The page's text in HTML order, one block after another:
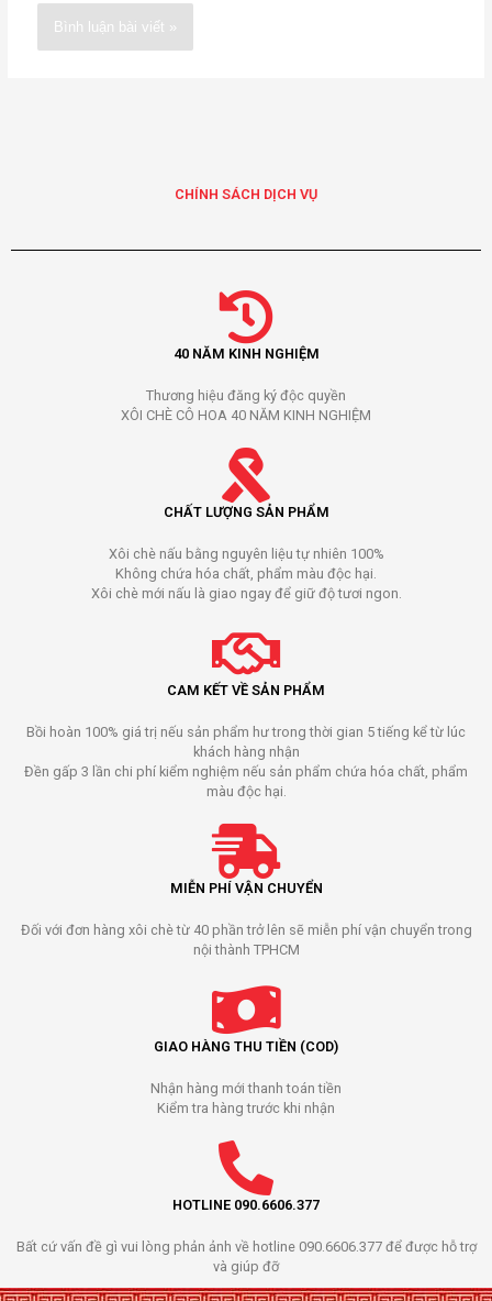
CHÍNH SÁCH DỊCH VỤ
40 NĂM KINH NGHIỆM
Thương hiệu đăng ký độc quyền
XÔI CHÈ CÔ HOA 40 NĂM KINH NGHIỆM
CHẤT LƯỢNG SẢN PHẨM
Xôi chè nấu bằng nguyên liệu tự nhiên 100%
Không chứa hóa chất, phẩm màu độc hại.
Xôi chè mới nấu là giao ngay để giữ độ tươi ngon.
CAM KẾT VỀ SẢN PHẨM
Bồi hoàn 100% giá trị nếu sản phẩm hư trong thời gian 5 tiếng kể từ lúc
khách hàng nhận
Đền gấp 3 lần chi phí kiểm nghiệm nếu sản phẩm chứa hóa chất, phẩm
màu độc hại.
MIỄN PHÍ VẬN CHUYỂN
Đối với đơn hàng xôi chè từ 40 phần trở lên sẽ miễn phí vận chuyển trong
nội thành TPHCM
GIAO HÀNG THU TIỀN (COD)
Nhận hàng mới thanh toán tiền
Kiểm tra hàng trước khi nhận
HOTLINE 090.6606.377
Bất cứ vấn đề gì vui lòng phản ảnh về hotline 090.6606.377 để được hỗ trợ
và giúp đỡ